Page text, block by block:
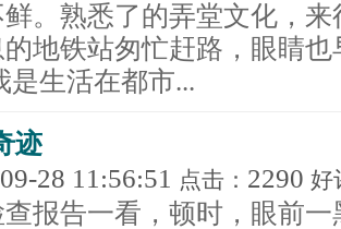
。熟悉了的弄堂文化，
地铁站匆忙赶路，眼睛
是生活在都市...
迹
28 11:56:51 点击： 2290 好
报告一看，顿时，眼前